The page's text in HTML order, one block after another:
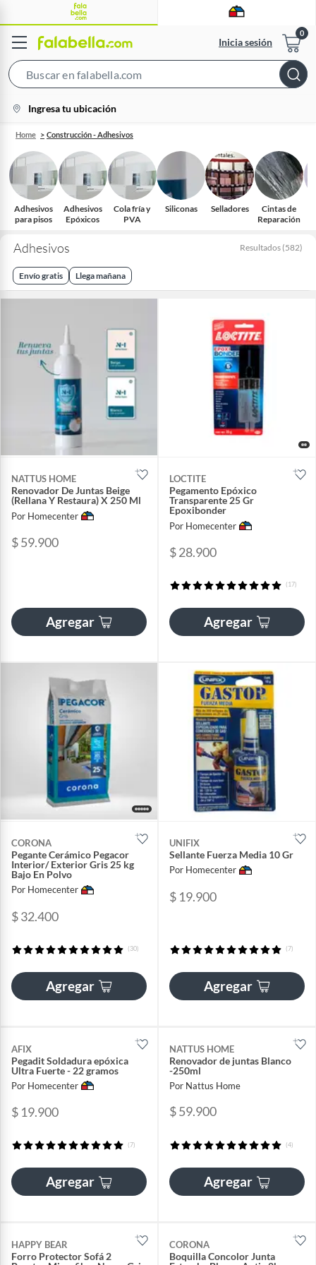
Inicia sesión
Bar
location-
icon
Ingresa tu ubicación
Home Construcción - Adhesivos
Adhesivos
para pisos
Adhesivos
Epóxicos
Cola fría y
PVA
Siliconas Selladores
Cintas de
Reparación
Adhesivos Resultados (582)
Envío gratis Llega mañana
NATTUS HOME
Renovador De Juntas Beige
(Rellana Y Restaura) X 250 Ml
Por Homecenter
$ 59.900
Agregar
LOCTITE
Pegamento Epóxico
Transparente 25 Gr
Epoxibonder
Por Homecenter
$ 28.900
(17)
Agregar
CORONA
Pegante Cerámico Pegacor
Interior/ Exterior Gris 25 kg
Bajo En Polvo
Por Homecenter
$ 32.400
(30)
Agregar
UNIFIX
Sellante Fuerza Media 10 Gr
Por Homecenter
$ 19.900
(7)
Agregar
AFIX
Pegadit Soldadura epóxica
Ultra Fuerte - 22 gramos
Por Homecenter
$ 19.900
(7)
Agregar
NATTUS HOME
Renovador de juntas Blanco
-250ml
Por Nattus Home
$ 59.900
(4)
Agregar
HAPPY BEAR
Forro Protector Sofá 2
CORONA
Boquilla Concolor Junta